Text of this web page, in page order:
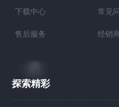
下载中心 常见
售后服务 经销
探索精彩